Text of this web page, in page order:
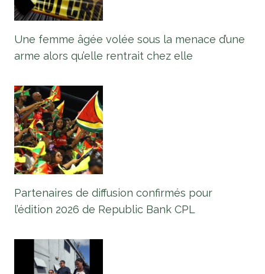
Une femme âgée volée sous la menace d’une
arme alors qu’elle rentrait chez elle
Partenaires de diffusion confirmés pour
l’édition 2026 de Republic Bank CPL